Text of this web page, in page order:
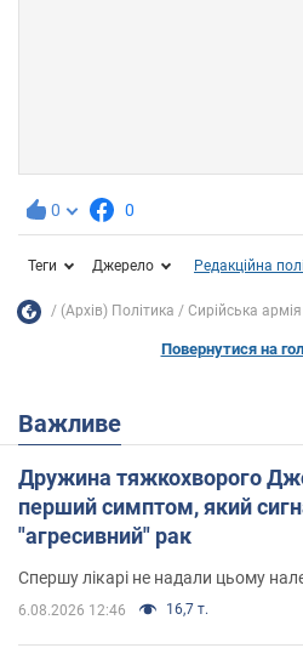
0 0
Теги Джерело Редакційна
(Архів) Політика Сирійська
Повернутися на
Важливе
Дружина тяжкохворого
перший симптом, який
"агресивний" рак
Спершу лікарі не надали цьому
6.08.2026 12:46 16,7 т.